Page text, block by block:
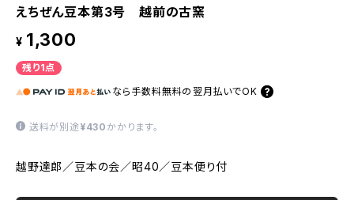
えちぜん豆本第3号 越前の古窯
¥ 1,300
残り1点
なら 手数料無料の 翌月払いでOK
送料が別途 ¥430 かかります。
越野達郎／豆本の会／昭40／豆本便り付